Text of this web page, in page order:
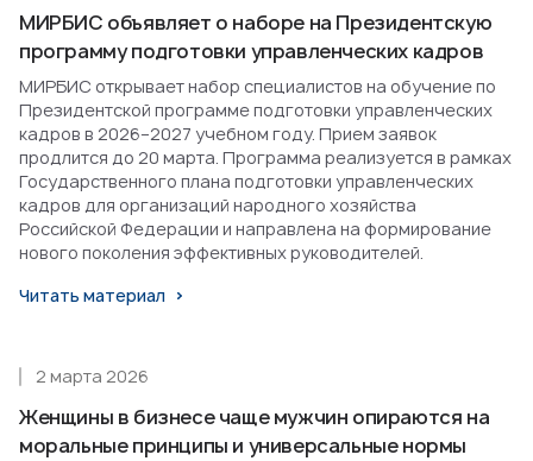
МИРБИС объявляет о наборе на Президентскую
программу подготовки управленческих кадров
МИРБИС открывает набор специалистов на обучение по
Президентской программе подготовки управленческих
кадров в 2026–2027 учебном году. Прием заявок
продлится до 20 марта. Программа реализуется в рамках
Государственного плана подготовки управленческих
кадров для организаций народного хозяйства
Российской Федерации и направлена на формирование
нового поколения эффективных руководителей.
Читать материал
Женщины в бизнесе чаще мужчин опираются на
моральные принципы и универсальные нормы
2 марта 2026